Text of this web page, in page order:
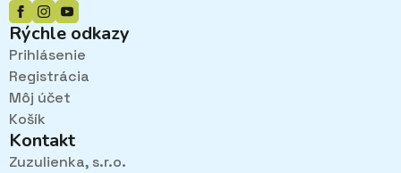
Rýchle odkazy
Prihlásenie
Registrácia
Môj účet
Košík
Kontakt
Zuzulienka, s.r.o.